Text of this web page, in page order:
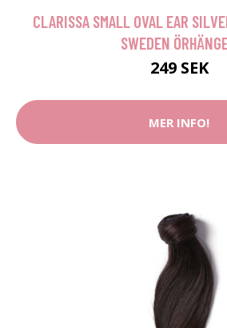
CLARISSA SMALL OVAL EAR
SWEDEN
249 SEK
MER INFO!